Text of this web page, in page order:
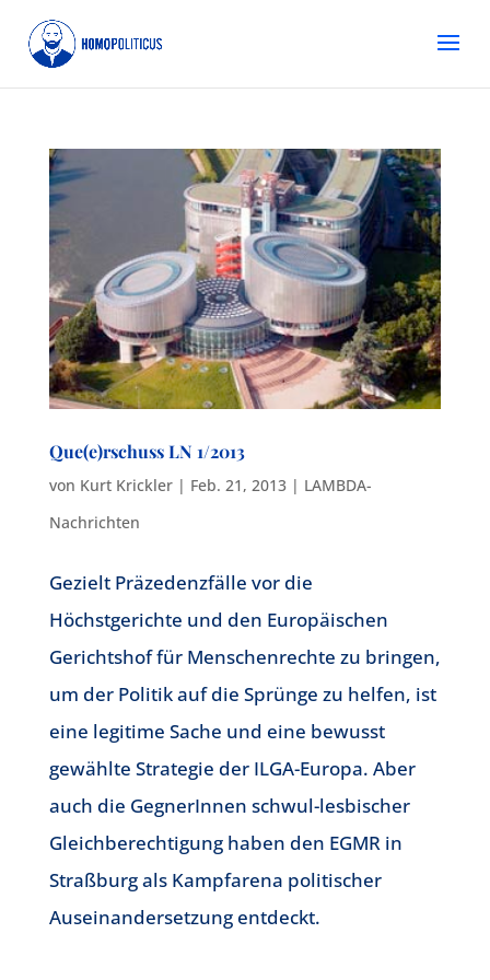
Que(e)rschuss LN 1/2013
von Kurt Krickler| Feb. 21, 2013| LAMBDA-
Nachrichten
Gezielt Präzedenzfälle vor die
Höchstgerichte und den Europäischen
Gerichtshof für Menschenrechte zu bringen,
um der Politik auf die Sprünge zu helfen, ist
eine legitime Sache und eine bewusst
gewählte Strategie der ILGA-Europa. Aber
auch die GegnerInnen schwul-lesbischer
Gleichberechtigung haben den EGMR in
Straßburg als Kampfarena politischer
Auseinandersetzung entdeckt.